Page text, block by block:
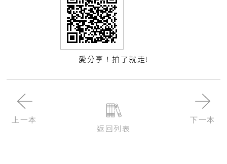
愛分享！拍了就走!
上一本 下一本
返回列表